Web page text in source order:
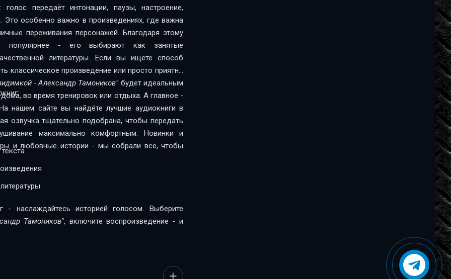
передаёт интонации, паузы, настроение,
Это особенно важно в произведениях, где важна
переживания персонажей. Благодаря этому
популярнее - его выбирают как занятые
Если вы ищете способ
классическое произведение или просто приятно
- Александр Тамоников" будет идеальным
во время тренировок или отдыха. А главное -
нашем сайте вы найдёте лучшие аудиокниги в
озвучка тщательно подобрана, чтобы передать
максимально комфортным. Новинки и
и любовные истории - мы собрали всё, чтобы
- наслаждайтесь историей голосом. Выберите
Тамоников", включите воспроизведение - и